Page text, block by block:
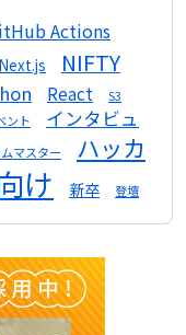
Actions
Next.js
NIFTY
React S3
ント
インタビュ
マスター
ハッカ
け 新卒 登壇